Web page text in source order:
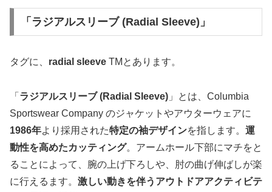
「ラジアルスリーブ (Radial Sleeve)」
タグに、 radial sleeve TMとあります。
「 ラジアルスリーブ (Radial Sleeve) 」とは、Columbia
Sportswear Company のジャケットやアウターウェアに
1986年より採用された特定の袖デザインを指します。 運
動性を高めたカッティング。アームホール下部にマチをと
ることによって、腕の上げ下ろしや、肘の曲げ伸ばしが楽
に行えるます。 激しい動きを伴うアウトドアアクティビテ